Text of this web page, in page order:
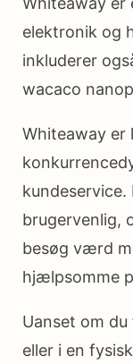
elektronik og
inkluderer
wacaco
Whiteaway er
kundeservice.
brugervenlig,
besøg værd
hjælpsomme
Uanset om
eller i en